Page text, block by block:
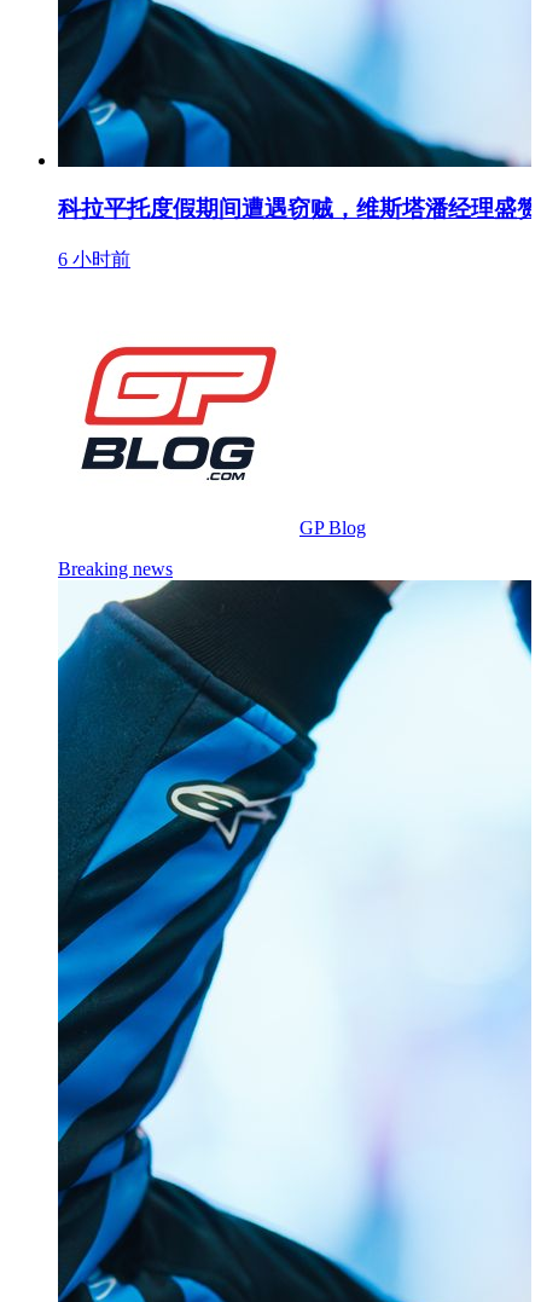
科拉平托度假期间遭遇窃贼，维斯塔潘经理盛
6 小时前
GP Blog
Breaking news